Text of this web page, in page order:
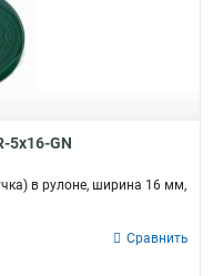
5x16-GN
в рулоне, ширина 16 мм,
Сравнить